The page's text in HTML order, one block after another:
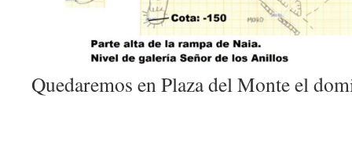
Quedaremos en Plaza del Monte el